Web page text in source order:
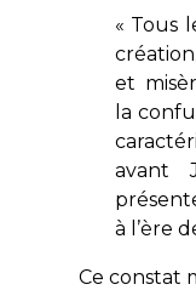
« Tous
et
la
avant
à l’ère
Ce constat